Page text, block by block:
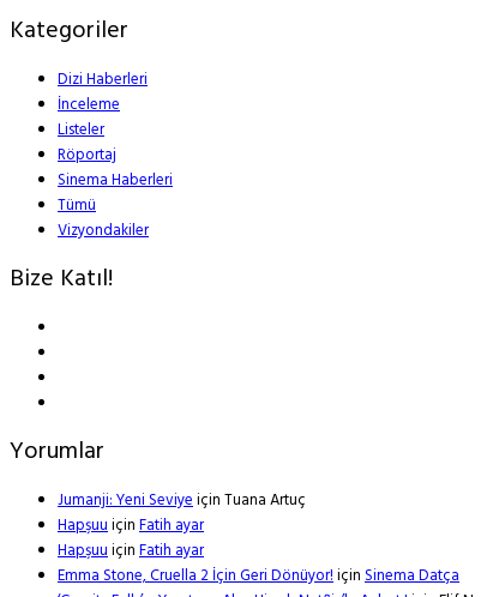
Kategoriler
Dizi Haberleri
İnceleme
Listeler
Röportaj
Sinema Haberleri
Tümü
Vizyondakiler
Bize Katıl!
Yorumlar
Jumanji: Yeni SeviyeiçinTuana Artuç
HapşuuiçinFatih ayar
HapşuuiçinFatih ayar
Emma Stone, Cruella 2 İçin Geri Dönüyor!içinSinema Datça